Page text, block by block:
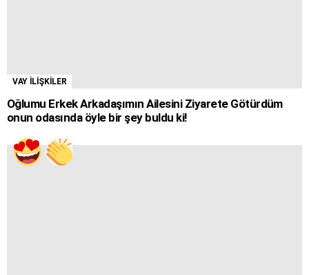
VAY İLİŞKİLER
Oğlumu Erkek Arkadaşımın Ailesini Ziyarete Götürdüm
onun odasında öyle bir şey buldu ki!